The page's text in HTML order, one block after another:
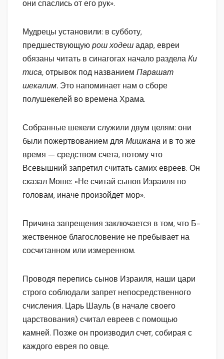
они спаслись от его рук».
Мудрецы установили: в субботу,
предшествующуюрош ходешадар, евреи
обязаны читать в синагогах начало разделаКи
тиса,отрывок под названием Парашат
шекалим. Это напоминает нам о сборе
полушекелей во времена Храма.
Собранные шекели служили двум целям: они
были пожертвованием для Мишкана и в то же
время — средством счета, потому что
Всевышний запретил считать самих евреев. Он
сказал Моше: «Не считай сынов Израиля по
головам, иначе произойдет мор».
Причина запрещения заключается в том, что Б-
жественное благословение не пребывает на
сосчитанном или измеренном.
Проводя перепись сынов Израиля, наши цари
строго соблюдали запрет непосредственного
счисления. Царь Шауль (в начале своего
царствования) считал евреев с помощью
камней. Позже он производил счет, собирая с
каждого еврея по овце.